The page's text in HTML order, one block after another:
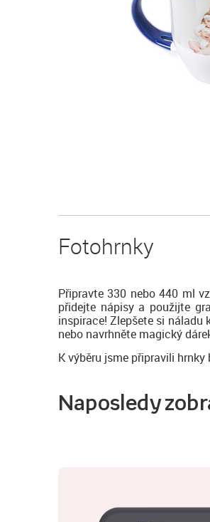
Fotohrnky
Připravte 330 nebo 440 ml
přidejte nápisy a použijte
inspirace! Zlepšete si náladu
nebo navrhněte magický
K výběru jsme připravili
Naposledy